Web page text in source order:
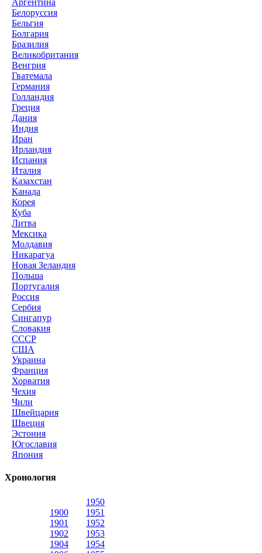
Белоруссия
Бельгия
Болгария
Бразилия
Великобритания
Венгрия
Гватемала
Германия
Голландия
Греция
Дания
Индия
Иран
Ирландия
Испания
Италия
Казахстан
Канада
Корея
Куба
Литва
Мексика
Молдавия
Никарагуа
Новая Зеландия
Польша
Португалия
Россия
Сербия
Сингапур
Словакия
СССР
США
Украина
Франция
Хорватия
Чехия
Чили
Швейцария
Швеция
Эстония
Югославия
Япония
Хронология
1900
1901
1902
1904
1950
1951
1952
1953
1954